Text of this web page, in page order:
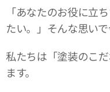
「あなたのお役に立
たい。」そんな思い
私たちは「塗装のこ
ます。